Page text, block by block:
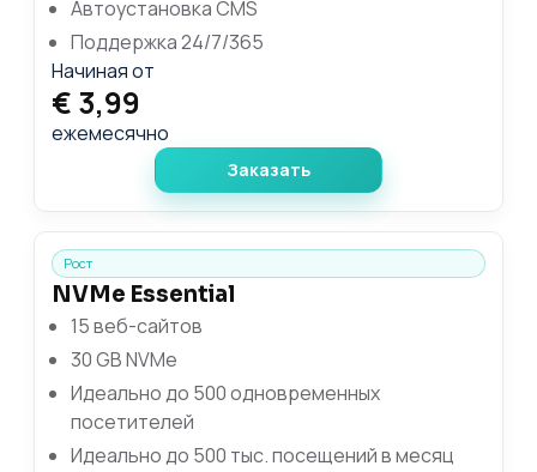
Автоустановка CMS
Поддержка 24/7/365
Начиная от
€ 3,99
ежемесячно
Заказать
Рост
NVMe Essential
15 веб-сайтов
30 GB NVMe
Идеально до 500 одновременных
посетителей
Идеально до 500 тыс. посещений в месяц